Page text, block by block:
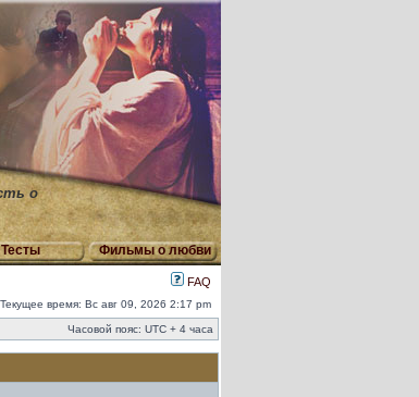
о
Тесты Фильмы о любви
FAQ
Текущее время: Вс авг 09, 2026 2:17 pm
Часовой пояс: UTC + 4 часа